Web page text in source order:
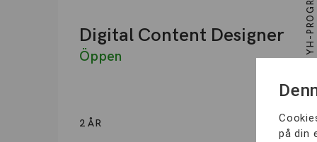
Digital Content Designer
Öppen
YH-PROGRAM
2 ÅR
på din